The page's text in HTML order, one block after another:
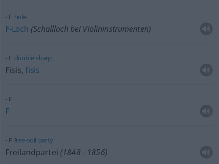
F hole
F-Loch (Schallloch bei Violininstrumenten)
F double sharp
Fisis, fisis
F
F
F free-soil party
Freilandpartei (1848 - 1856)